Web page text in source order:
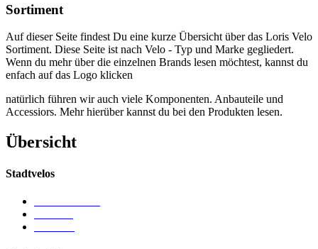
Sortiment
Auf dieser Seite findest Du eine kurze Übersicht über das Loris Velo
Sortiment. Diese Seite ist nach Velo - Typ und Marke gegliedert.
Wenn du mehr über die einzelnen Brands lesen möchtest, kannst du
enfach auf das Logo klicken
natürlich führen wir auch viele Komponenten. Anbauteile und
Accessiors. Mehr hierüber kannst du bei den Produkten lesen.
Übersicht
Stadtvelos